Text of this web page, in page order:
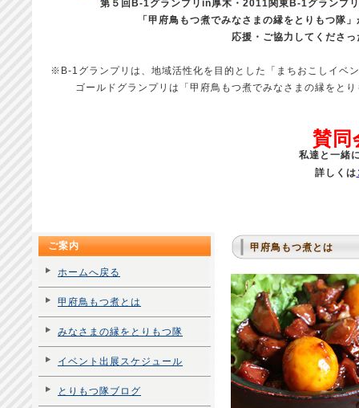
第５回B-1グランプリin厚木・2011関東B-1グランプ
「甲府鳥もつ煮でみなさまの縁をとりもつ隊
応援・ご協力してくださ
※B-1グランプリは、地域活性化を目的とした「まちおこしイベ
ゴールドグランプリは「甲府鳥もつ煮でみなさまの縁をと
賛同
私達と一緒
詳しくは
甲府鳥もつ煮とは
ご案内
ホームへ戻る
甲府鳥もつ煮とは
みなさまの縁をとりもつ隊
イベント出展スケジュール
とりもつ隊ブログ